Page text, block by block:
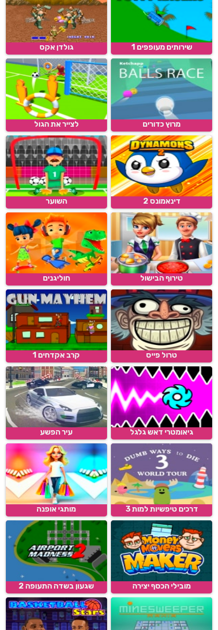
שירותים מעופפים 1 גולדן אקס
מרוץ כדורים לצייר את הגול
דינאמונס 2 השוער
טירוף הבישול חוליגנים
טרול פייס קרב אקדחים 1
גיאומטרי דאש גלגל עיר הפשע
דרכים טיפשיות למות 3 מותגי אופנה
מובילי הכסף יצירה שגעון בשדה התעופה 2